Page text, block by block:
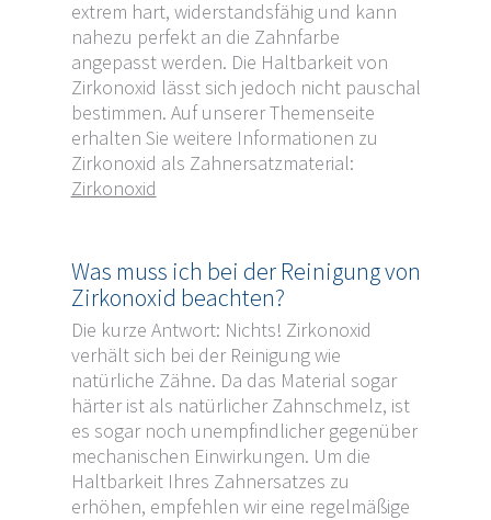
extrem hart, widerstandsfähig und kann
nahezu perfekt an die Zahnfarbe
angepasst werden. Die Haltbarkeit von
Zirkonoxid lässt sich jedoch nicht pauschal
bestimmen. Auf unserer Themenseite
erhalten Sie weitere Informationen zu
Zirkonoxid als Zahnersatzmaterial:
Zirkonoxid
Was muss ich bei der Reinigung von
Zirkonoxid beachten?
Die kurze Antwort: Nichts! Zirkonoxid
verhält sich bei der Reinigung wie
natürliche Zähne. Da das Material sogar
härter ist als natürlicher Zahnschmelz, ist
es sogar noch unempfindlicher gegenüber
mechanischen Einwirkungen. Um die
Haltbarkeit Ihres Zahnersatzes zu
erhöhen, empfehlen wir eine regelmäßige